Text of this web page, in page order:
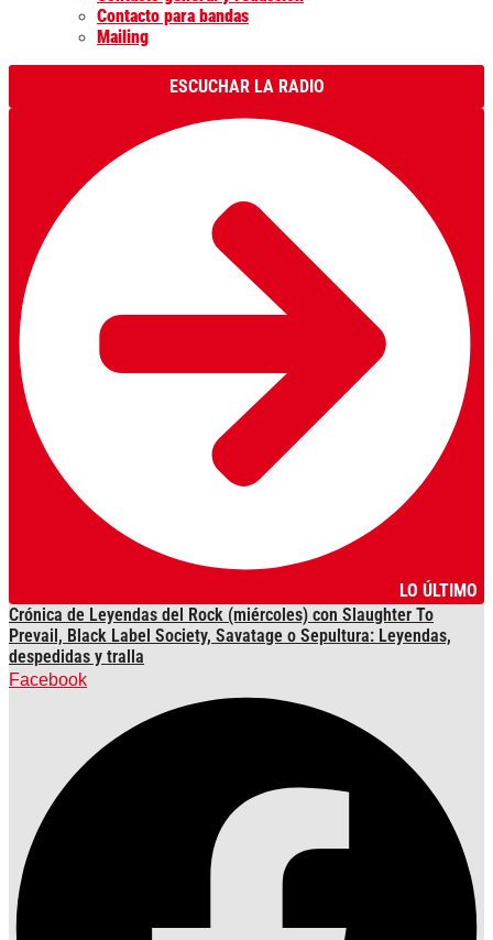
Contacto para bandas
Mailing
ESCUCHAR LA RADIO
LO ÚLTIMO
Crónica de Leyendas del Rock (miércoles) con Slaughter To
Prevail, Black Label Society, Savatage o Sepultura: Leyendas,
despedidas y tralla
Facebook